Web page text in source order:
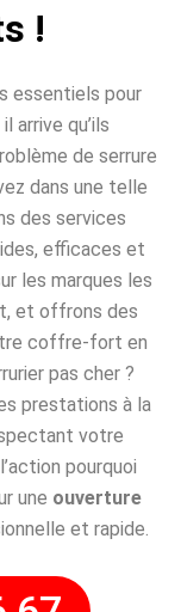
!
essentiels pour
arrive qu’ils
de serrure
dans une telle
des services
efficaces et
les marques les
et offrons des
coffre-fort en
pas cher ?
prestations à la
votre
pourquoi
une ouverture
et rapide.